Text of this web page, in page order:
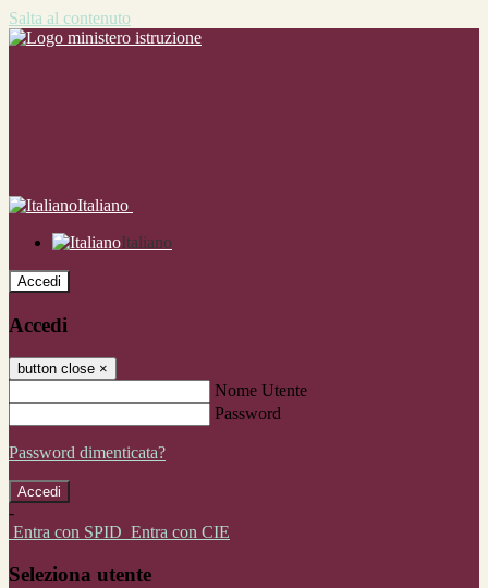
Salta al contenuto
Italiano
Italiano
Accedi
Accedi
button close ×
Nome Utente
Password
Password dimenticata?
-
Entra con SPID Entra con CIE
Seleziona utente